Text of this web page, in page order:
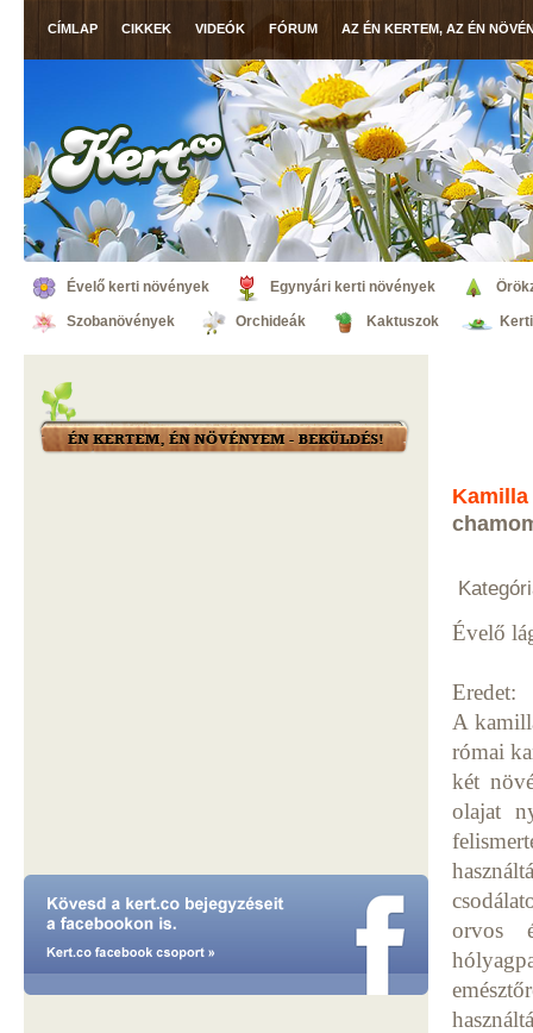
CÍMLAP CIKKEK VIDEÓK FÓRUM AZ ÉN KERTEM, AZ ÉN
Évelő kerti növények Egynyári kerti növények
Szobanövények Orchideák Kaktuszok
Kamilla
Évelő
Eredet:
A
római
két
olajat
orvos